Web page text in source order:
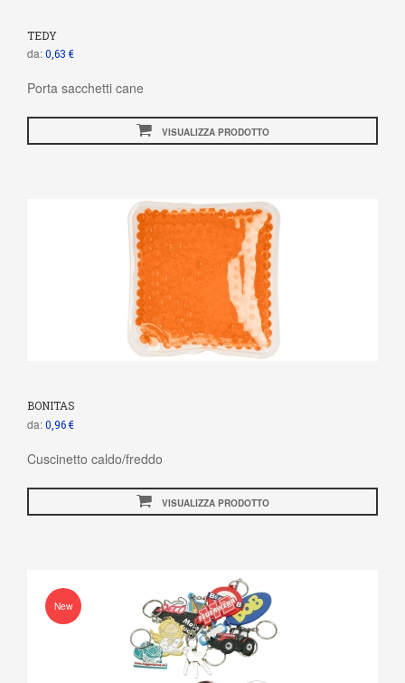
TEDY
da:0,63 €
Porta sacchetti cane
VISUALIZZA PRODOTTO
BONITAS
da:0,96 €
Cuscinetto caldo/freddo
VISUALIZZA PRODOTTO
New